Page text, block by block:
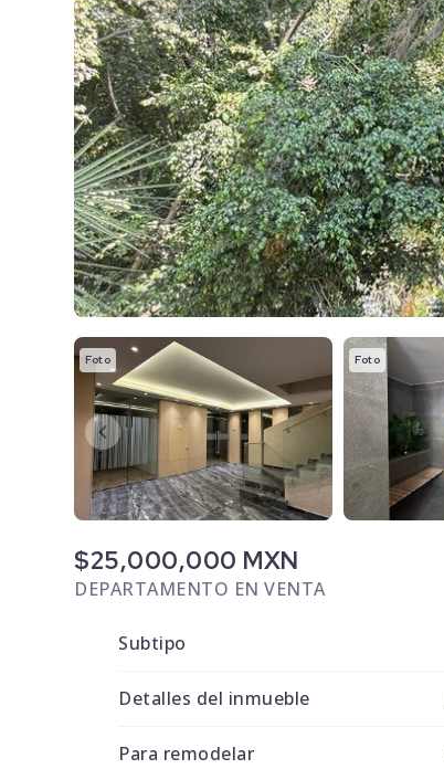
Foto Foto
$25,000,000 MXN
DEPARTAMENTO EN VENTA
Subtipo
Detalles del inmueble
Para remodelar